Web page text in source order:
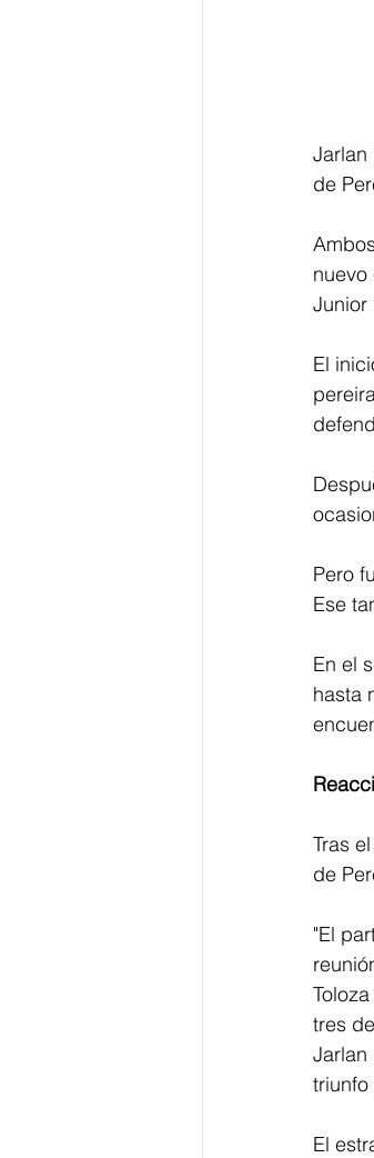
Jarlan
de
Junior
El
Pero
Ese
En el
hasta
Tras
de
"El
tres
Jarlan
triunfo
El